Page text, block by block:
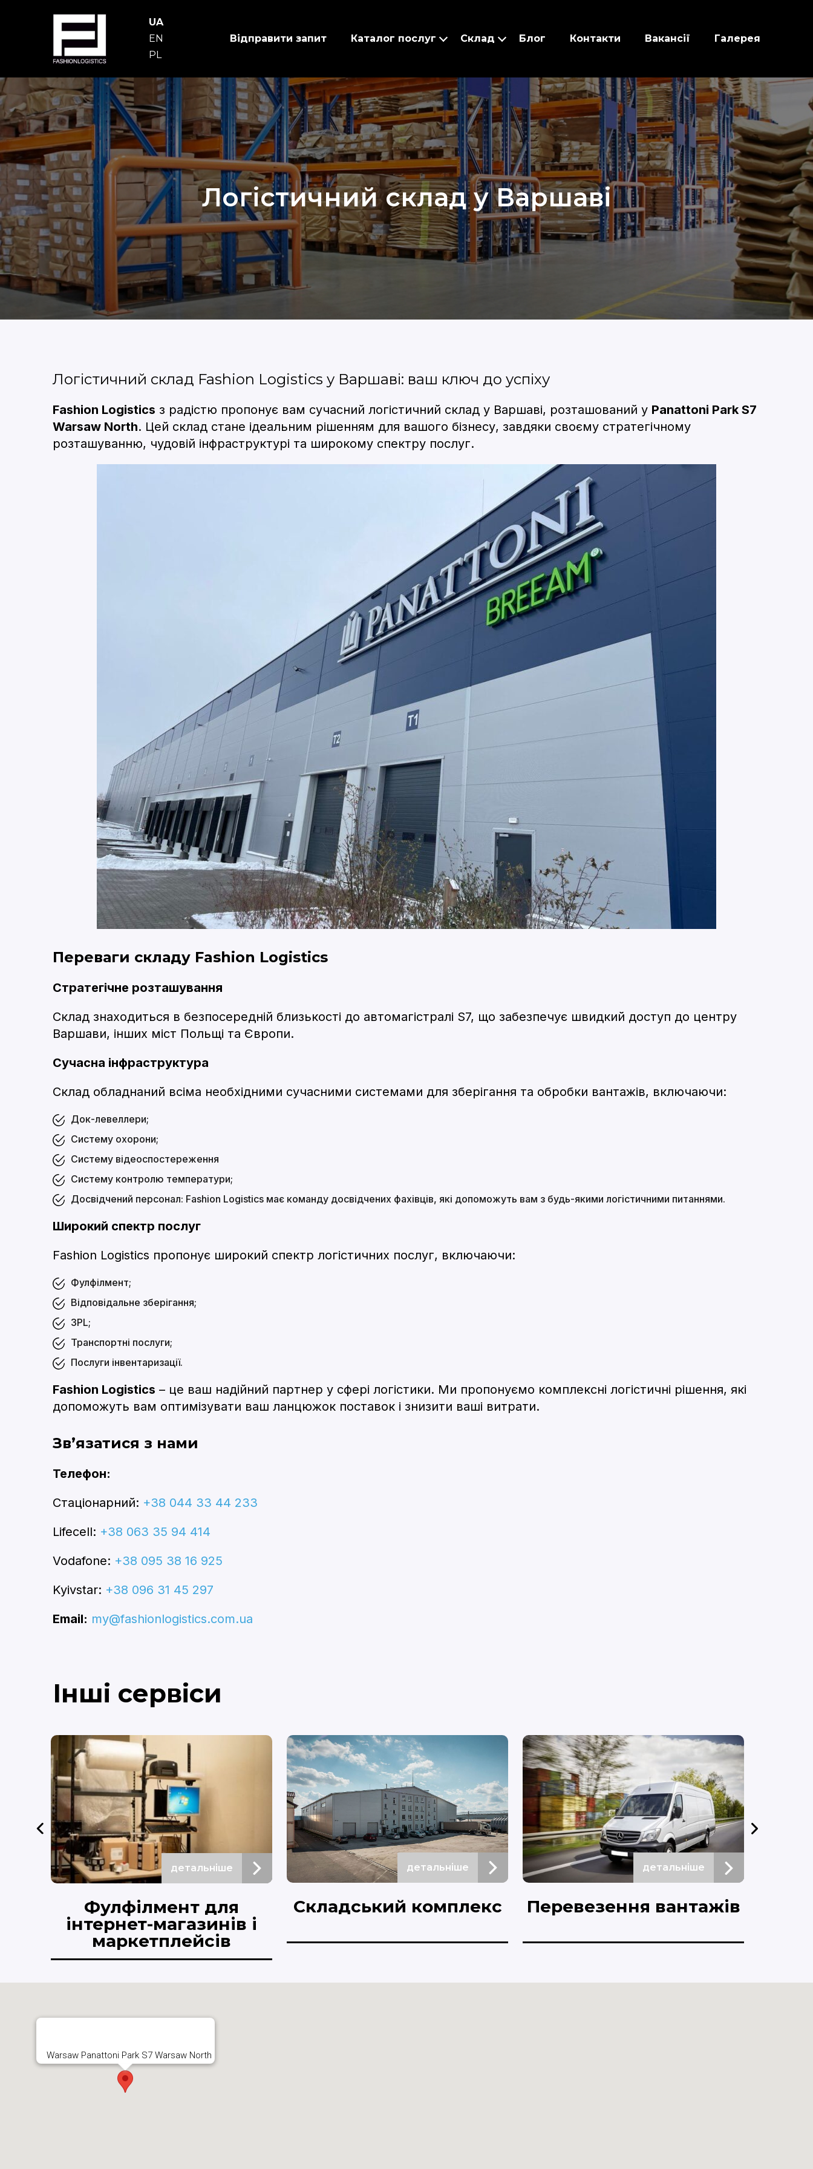
UA
EN
PL
Відправити запит Каталог послуг Склад Блог Контакти Вакансії Галерея
Логістичний склад у Варшаві
Логістичний склад Fashion Logistics у Варшаві: ваш ключ до успіху
Fashion Logistics з радістю пропонує вам сучасний логістичний склад у Варшаві, розташований у Panattoni Park S7
Warsaw North. Цей склад стане ідеальним рішенням для вашого бізнесу, завдяки своєму стратегічному
розташуванню, чудовій інфраструктурі та широкому спектру послуг.
Переваги складу Fashion Logistics
Стратегічне розташування
Склад знаходиться в безпосередній близькості до автомагістралі S7, що забезпечує швидкий доступ до центру
Варшави, інших міст Польщі та Європи.
Сучасна інфраструктура
Склад обладнаний всіма необхідними сучасними системами для зберігання та обробки вантажів, включаючи:
Док-левеллери;
Систему охорони;
Систему відеоспостереження
Систему контролю температури;
Досвідчений персонал: Fashion Logistics має команду досвідчених фахівців, які допоможуть вам з будь-якими логістичними питаннями.
Широкий спектр послуг
Fashion Logistics пропонує широкий спектр логістичних послуг, включаючи:
Фулфілмент;
Відповідальне зберігання;
3PL;
Транспортні послуги;
Послуги інвентаризації.
Fashion Logistics – це ваш надійний партнер у сфері логістики. Ми пропонуємо комплексні логістичні рішення, які
допоможуть вам оптимізувати ваш ланцюжок поставок і знизити ваші витрати.
Зв’язатися з нами
Телефон:
Стаціонарний: +38 044 33 44 233
Lifecell: +38 063 35 94 414
Vodafone: +38 095 38 16 925
Kyivstar: +38 096 31 45 297
Email: my@fashionlogistics.com.ua
Інші сервіси
Фулфілмент для
інтернет-магазинів і
маркетплейсів
детальніше
Складський комплекс
детальніше
Перевезення вантажів
детальніше
Warsaw Panattoni Park S7 Warsaw North